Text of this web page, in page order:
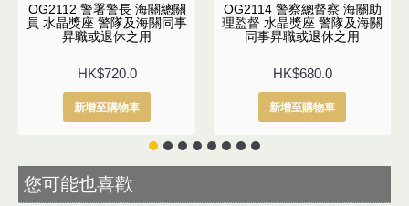
OG2112 警署警長 海關總關
員 水晶獎座 警隊及海關同事
昇職或退休之用
HK$720.0
新增至購物車
OG2114 警察總督察 海關助
理監督 水晶獎座 警隊及海關
同事昇職或退休之用
HK$680.0
新增至購物車
您可能也喜歡